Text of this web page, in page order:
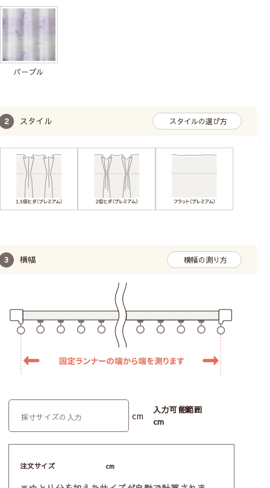
パープル
スタイル スタイルの選び方
横幅 横幅の測り方
cm
入力可能範囲
cm
注文サイズ cm